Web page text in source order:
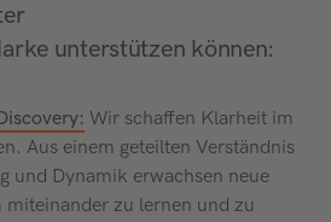
unterstützen können:
Wir schaffen Klarheit im
Aus einem geteilten Verständnis
und Dynamik erwachsen neue
zu lernen und zu